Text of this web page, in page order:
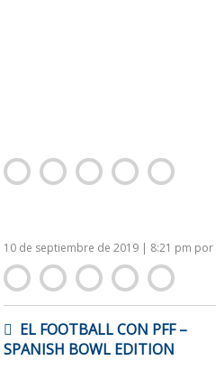
10 de septiembre de 2019 | 8:21 pm por
DE
ENTRADAS
EL FOOTBALL CON PFF –
SPANISH BOWL EDITION